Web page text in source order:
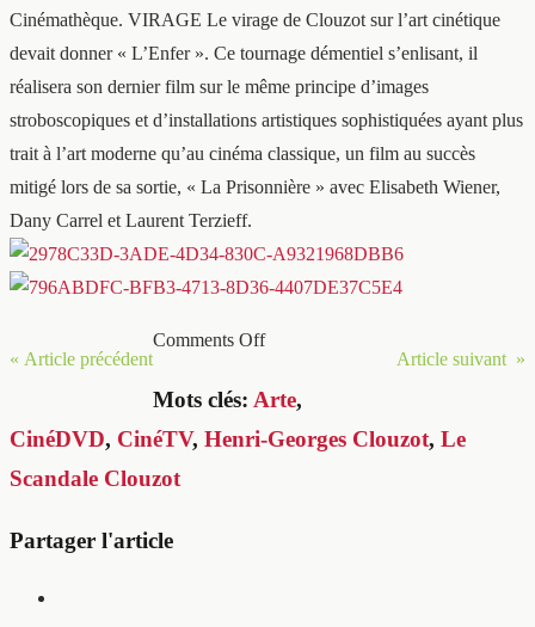
Cinémathèque. VIRAGE Le virage de Clouzot sur l’art cinétique
devait donner « L’Enfer ». Ce tournage démentiel s’enlisant, il
réalisera son dernier film sur le même principe d’images
stroboscopiques et d’installations artistiques sophistiquées ayant plus
trait à l’art moderne qu’au cinéma classique, un film au succès
mitigé lors de sa sortie, « La Prisonnière » avec Elisabeth Wiener,
Dany Carrel et Laurent Terzieff.
« Article précédent Article suivant »
Comments Off
Mots clés: Arte,
CinéDVD, CinéTV, Henri-Georges Clouzot, Le
Scandale Clouzot
Partager l'article